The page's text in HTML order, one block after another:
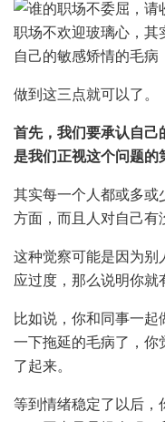
职场不欢迎玻璃心，
自己的敏感矫情的毛病
做到这三点就可以了。
首先，我们要承认自
是我们正视这个问题的
其实每一个人都或多
方面，而且人对自己有
这种觉察可能是因为别
应过度，那么说明你就
比如说，你和同事一
一下拖延的毛病了，
了起来。
等到情绪稳定了以后